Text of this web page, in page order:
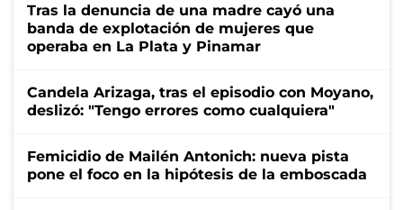
Tras la denuncia de una madre cayó una
banda de explotación de mujeres que
operaba en La Plata y Pinamar
Candela Arizaga, tras el episodio con Moyano,
deslizó: "Tengo errores como cualquiera"
Femicidio de Mailén Antonich: nueva pista
pone el foco en la hipótesis de la emboscada